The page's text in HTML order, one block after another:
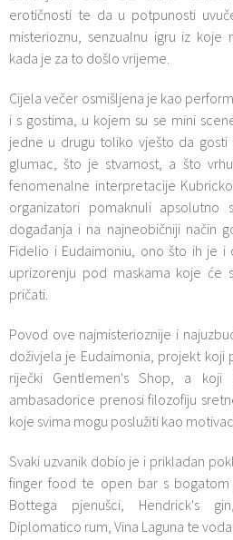
erotičnosti te da u potpunosti
misterioznu, senzualnu igru iz
kada je za to došlo vrijeme.
Cijela večer osmišljena je kao
i s gostima, u kojem su se mini
jedne u drugu toliko vješto da
glumac, što je stvarnost, a što
fenomenalne interpretacije
organizatori pomaknuli apsolutno
događanja i na najneobičniji način
Fidelio i Eudaimoniu, ono što ih je
uprizorenju pod maskama koje
pričati.
Povod ove najmisterioznije i
doživjela je Eudaimonia, projekt koji
riječki Gentlemen's Shop, a koji
ambasadorice prenosi filozofiju
koje svima mogu poslužiti kao
Svaki uzvanik dobio je i prikladan
finger food te open bar s
Bottega pjenušci, Hendrick's
Diplomatico rum, Vina Laguna te voda